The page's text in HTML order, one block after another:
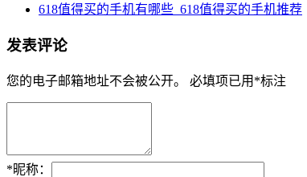
618值得买的手机有哪些_618值得买的手机推荐
发表评论
您的电子邮箱地址不会被公开。 必填项已用 *标注
*昵称：